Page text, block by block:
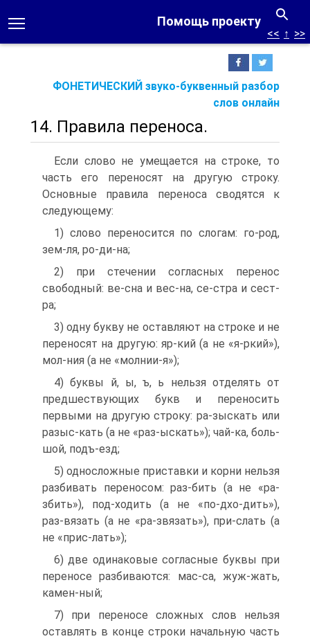
Помощь проекту
ФОНЕТИЧЕСКИЙ звуко-буквенный разбор
слов онлайн
<< ↑ >>
14. Правила переноса.
Если слово не умещается на строке, то
часть его переносят на другую строку.
Основные правила переноса сводятся к
следующему:
1) слово переносится по слогам: го-род,
зем-ля, ро-ди-на;
2) при стечении согласных перенос
свободный: ве-сна и вес-на, се-стра и сест-
ра;
3) одну букву не оставляют на строке и не
переносят на другую: яр-кий (а не «я-ркий»),
мол-ния (а не «молнии-я»);
4) буквы й, ы, ъ, ь нельзя отделять от
предшествующих букв и переносить
первыми на другую строку: ра-зыскать или
разыс-кать (а не «раз-ыскать»); чай-ка, боль-
шой, подъ-езд;
5) односложные приставки и корни нельзя
разбивать переносом: раз-бить (а не «ра-
збить»), под-ходить (а не «по-дхо-дить»),
раз-вязать (а не «ра-звязать»), при-слать (а
не «прис-лать»);
6) две одинаковые согласные буквы при
переносе разбиваются: мас-са, жуж-жать,
камен-ный;
7) при переносе сложных слов нельзя
оставлять в конце строки начальную часть